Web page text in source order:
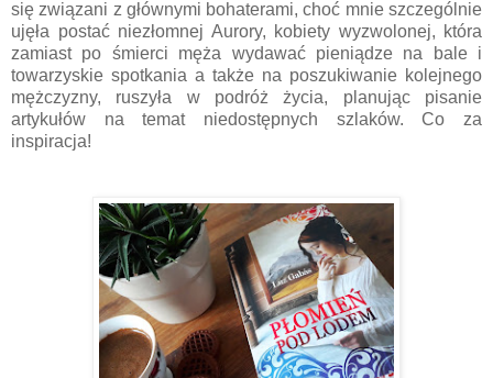
się związani z głównymi bohaterami, choć mnie szczególnie
ujęła postać niezłomnej Aurory, kobiety wyzwolonej, która
zamiast po śmierci męża wydawać pieniądze na bale i
towarzyskie spotkania a także na poszukiwanie kolejnego
mężczyzny, ruszyła w podróż życia, planując pisanie
artykułów na temat niedostępnych szlaków. Co za
inspiracja!